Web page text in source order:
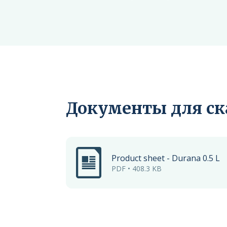
Документы для
Product sheet - Durana 0.5 L
PDF • 408.3 KB